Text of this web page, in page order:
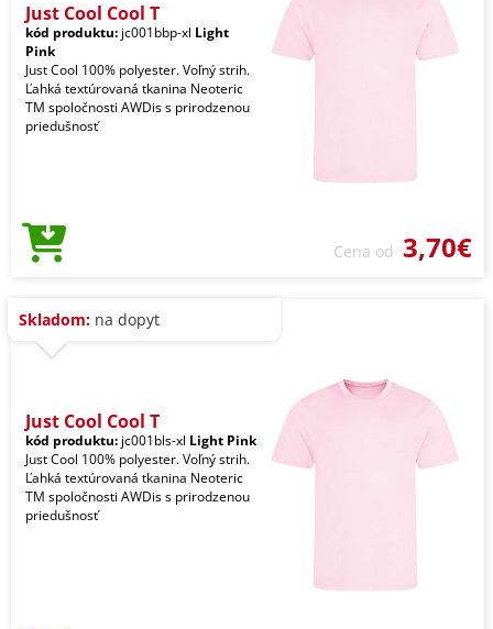
Just Cool Cool T
kód produktu: jc001bbp-xl Light
Pink
Just Cool 100% polyester. Voľný strih.
Ľahká textúrovaná tkanina Neoteric
TM spoločnosti AWDis s prirodzenou
priedušnosť
Cena od 3,70€
Skladom: na dopyt
Just Cool Cool T
kód produktu: jc001bls-xl Light Pink
Just Cool 100% polyester. Voľný strih.
Ľahká textúrovaná tkanina Neoteric
TM spoločnosti AWDis s prirodzenou
priedušnosť